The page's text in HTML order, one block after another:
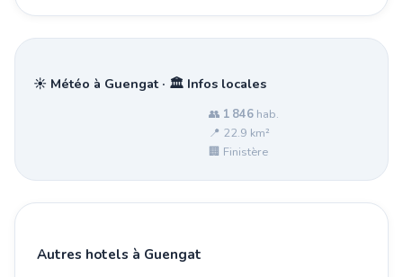
☀️ Météo à Guengat · 🏛️ Infos locales
👥 1 846 hab.
📍 22.9 km²
🏢 Finistère
Autres hotels à Guengat